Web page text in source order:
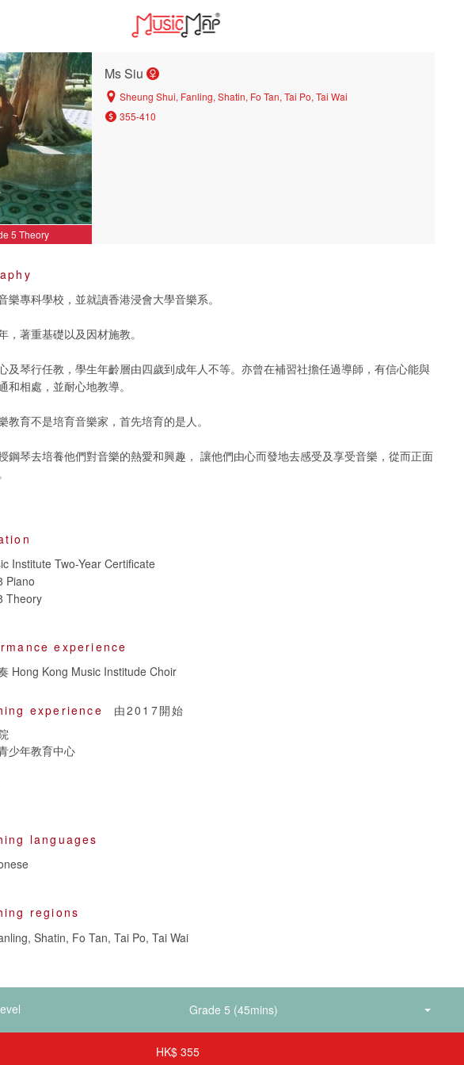
5 Theory
Ms Siu
Sheung Shui, Fanling, Shatin, Fo Tan, Tai Po, Tai Wai
355-410
樂專科學校，並就讀香港浸會大學音樂系。
，著重基礎以及因材施教。
及琴行任教，學生年齡層由四歲到成年人不等。亦曾在補習社擔任過導師，有信心能與
和相處，並耐心地教導。
教育不是培育音樂家，首先培育的是人。
鋼琴去培養他們對音樂的熱愛和興趣， 讓他們由心而發地去感受及享受音樂，從而正面
Institute Two-Year Certificate
Piano
Theory
experience
Hong Kong Music Institude Choir
experience
由2017開始
少年教育中心
languages
regions
Shatin, Fo Tan, Tai Po, Tai Wai
HK$ 355